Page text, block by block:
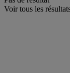
Voir tous les